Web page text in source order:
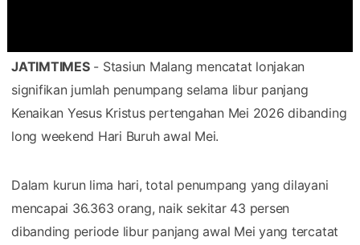
JATIMTIMES- Stasiun Malang mencatat lonjakan
signifikan jumlah penumpang selama libur panjang
Kenaikan Yesus Kristus pertengahan Mei 2026 dibanding
long weekend Hari Buruh awal Mei.
Dalam kurun lima hari, total penumpang yang dilayani
mencapai 36.363 orang, naik sekitar 43 persen
dibanding periode libur panjang awal Mei yang tercatat